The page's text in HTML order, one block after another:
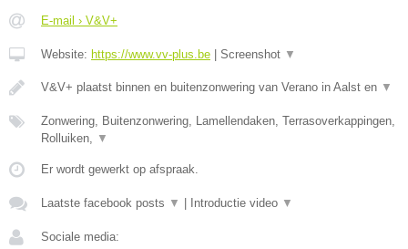
E-mail › V&V+
Website: https://www.vv-plus.be Screenshot ▼
V&V+ plaatst binnen en buitenzonwering van Verano in Aalst en ▼
Zonwering, Buitenzonwering, Lamellendaken, Terrasoverkappingen,
Rolluiken,
▼
Er wordt gewerkt op afspraak.
Laatste facebook posts ▼ Introductie video ▼
Sociale media: